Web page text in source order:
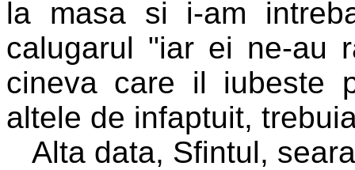
la masa si i-am
calugarul "iar ei ne-au
cineva care il iubeste
altele de infaptuit,
Alta data, Sfintul,